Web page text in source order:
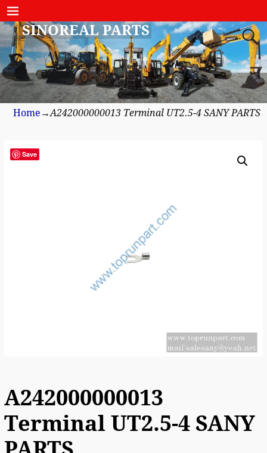
SINOREAL PARTS
Home →A242000000013 Terminal UT2.5-4 SANY PARTS
Save
A242000000013
Terminal UT2.5-4 SANY